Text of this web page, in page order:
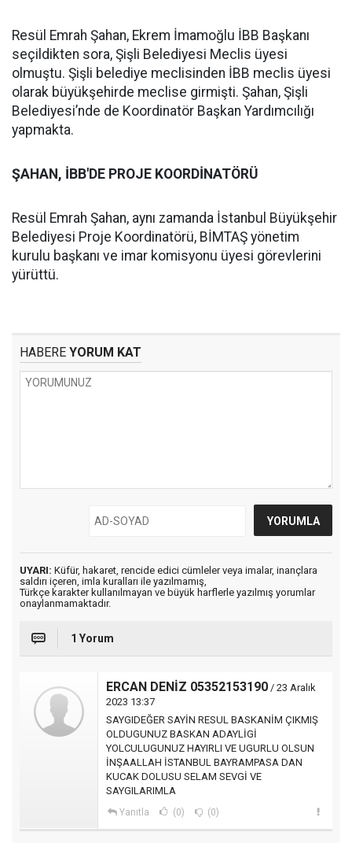
Resül Emrah Şahan, Ekrem İmamoğlu İBB Başkanı
seçildikten sora, Şişli Belediyesi Meclis üyesi
olmuştu. Şişli belediye meclisinden İBB meclis üyesi
olarak büyükşehirde meclise girmişti. Şahan, Şişli
Belediyesi’nde de Koordinatör Başkan Yardımcılığı
yapmakta.
ŞAHAN, İBB'DE PROJE KOORDİNATÖRÜ
Resül Emrah Şahan, aynı zamanda İstanbul Büyükşehir
Belediyesi Proje Koordinatörü, BİMTAŞ yönetim
kurulu başkanı ve imar komisyonu üyesi görevlerini
yürüttü.
HABERE YORUM KAT
UYARI: Küfür, hakaret, rencide edici cümleler veya imalar, inançlara
saldırı içeren, imla kuralları ile yazılmamış,
Türkçe karakter kullanılmayan ve büyük harflerle yazılmış yorumlar
onaylanmamaktadır.
1 Yorum
ERCAN DENİZ 05352153190 / 23 Aralık
2023 13:37
SAYGIDEĞER SAYİN RESUL BASKANİM ÇIKMIŞ
OLDUGUNUZ BASKAN ADAYLİGİ
YOLCULUGUNUZ HAYIRLI VE UGURLU OLSUN
İNŞAALLAH İSTANBUL BAYRAMPASA DAN
KUCAK DOLUSU SELAM SEVGİ VE
SAYGILARIMLA
Yanıtla (0) (0)